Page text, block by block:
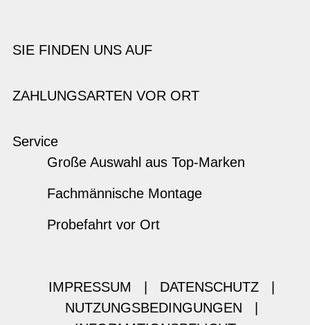
SIE FINDEN UNS AUF
ZAHLUNGSARTEN VOR ORT
Service
Große Auswahl aus Top-Marken
Fachmännische Montage
Probefahrt vor Ort
IMPRESSUM DATENSCHUTZ
NUTZUNGSBEDINGUNGEN